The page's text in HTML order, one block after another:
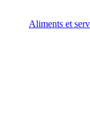
Aliments et